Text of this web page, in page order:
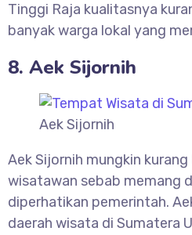
Tinggi Raja kualitasnya
banyak warga lokal yang
8. Aek Sijornih
Aek Sijornih
Aek Sijornih mungkin
wisatawan sebab memang
diperhatikan pemerintah.
daerah wisata di Sumatera